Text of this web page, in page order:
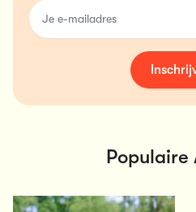
email
Populaire